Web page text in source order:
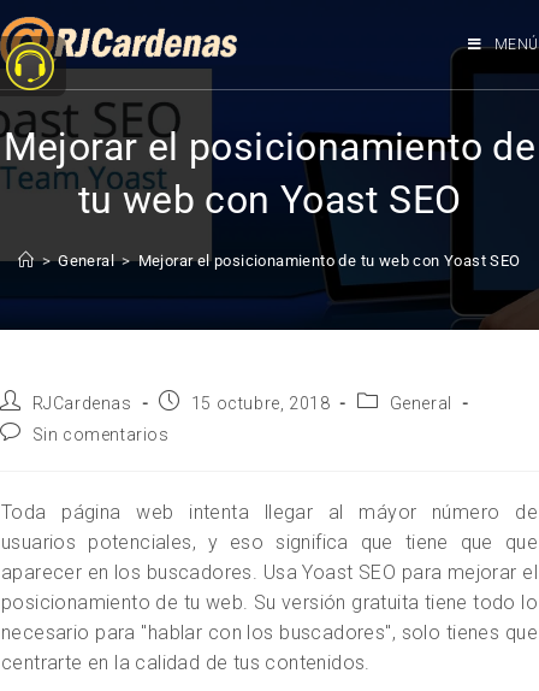
MENÚ
Mejorar el posicionamiento de
tu web con Yoast SEO
> General > Mejorar el posicionamiento de tu web con Yoast SEO
RJCardenas 15 octubre, 2018
General
Sin comentarios
Toda página web intenta llegar al máyor número de
usuarios potenciales, y eso significa que tiene que que
aparecer en los buscadores. Usa Yoast SEO para mejorar el
posicionamiento de tu web. Su versión gratuita tiene todo lo
necesario para "hablar con los buscadores", solo tienes que
centrarte en la calidad de tus contenidos.